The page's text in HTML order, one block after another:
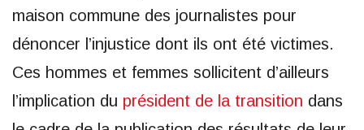
maison commune des journalistes pour
dénoncer l’injustice dont ils ont été victimes.
Ces hommes et femmes sollicitent d’ailleurs
l’implication du président de la transition dans